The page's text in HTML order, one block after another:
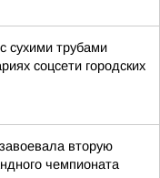
сухими трубами
соцсети городских
вторую
чемпионата